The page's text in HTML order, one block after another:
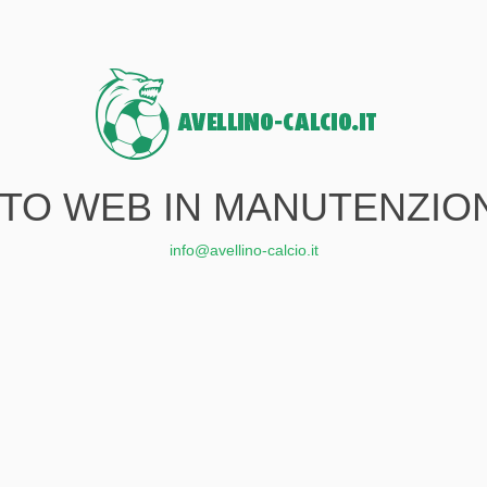
WEB IN
info@avellino-calcio.it